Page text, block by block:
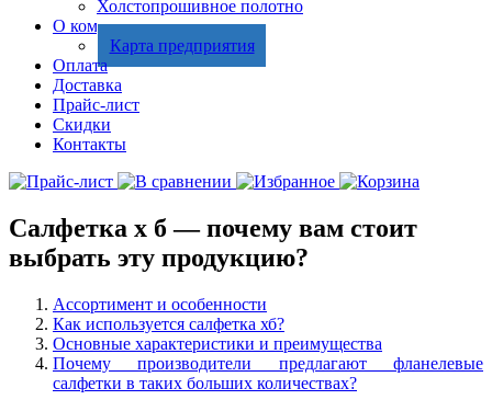
Холстопрошивное полотно
О компании
Карта предприятия
Оплата
Доставка
Прайс-лист
Скидки
Контакты
Салфетка х б — почему вам стоит
выбрать эту продукцию?
Ассортимент и особенности
Как используется салфетка хб?
Основные характеристики и преимущества
Почему производители предлагают фланелевые
салфетки в таких больших количествах?